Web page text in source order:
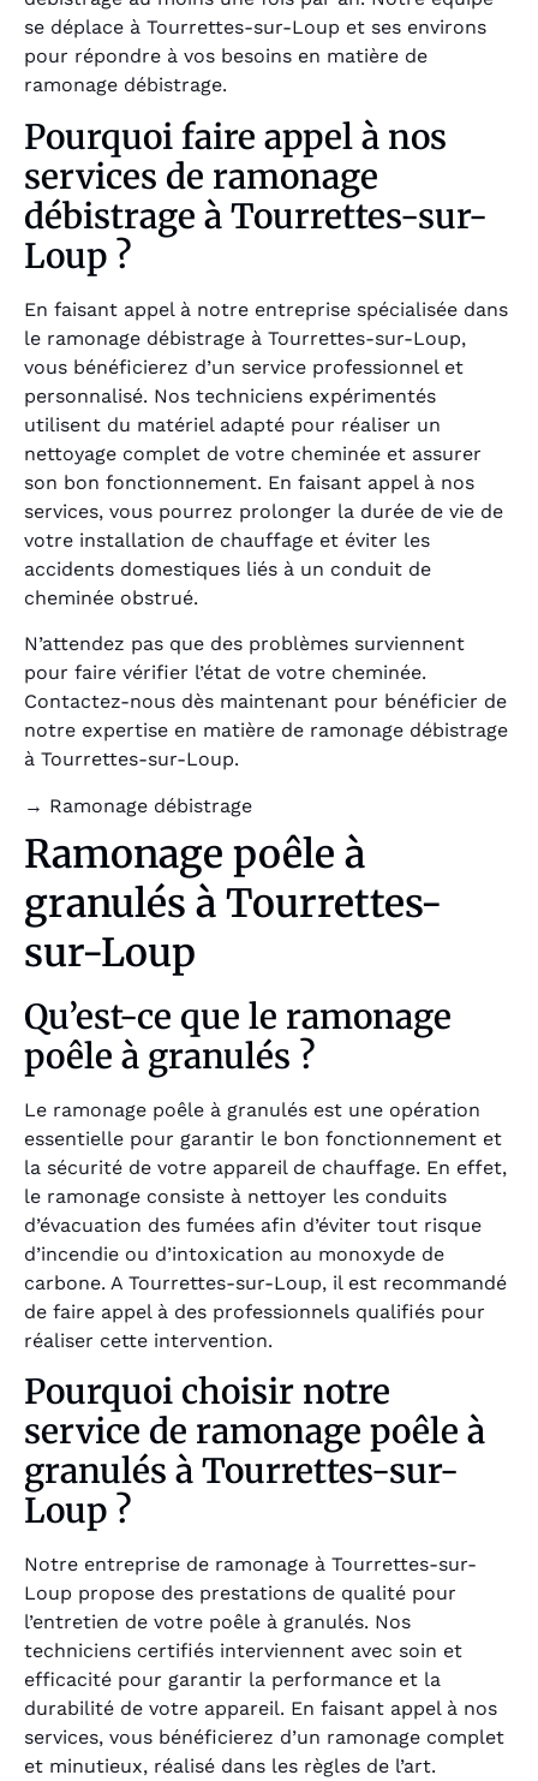
se déplace à Tourrettes-sur-Loup et ses environs
pour répondre à vos besoins en matière de
ramonage débistrage.
Pourquoi faire appel à nos
services de ramonage
débistrage à Tourrettes-sur-
Loup ?
En faisant appel à notre entreprise spécialisée dans
le ramonage débistrage à Tourrettes-sur-Loup,
vous bénéficierez d’un service professionnel et
personnalisé. Nos techniciens expérimentés
utilisent du matériel adapté pour réaliser un
nettoyage complet de votre cheminée et assurer
son bon fonctionnement. En faisant appel à nos
services, vous pourrez prolonger la durée de vie de
votre installation de chauffage et éviter les
accidents domestiques liés à un conduit de
cheminée obstrué.
N’attendez pas que des problèmes surviennent
pour faire vérifier l’état de votre cheminée.
Contactez-nous dès maintenant pour bénéficier de
notre expertise en matière de ramonage débistrage
à Tourrettes-sur-Loup.
→ Ramonage débistrage
Ramonage poêle à
granulés à Tourrettes-
sur-Loup
Qu’est-ce que le ramonage
poêle à granulés ?
Le ramonage poêle à granulés est une opération
essentielle pour garantir le bon fonctionnement et
la sécurité de votre appareil de chauffage. En effet,
le ramonage consiste à nettoyer les conduits
d’évacuation des fumées afin d’éviter tout risque
d’incendie ou d’intoxication au monoxyde de
carbone. A Tourrettes-sur-Loup, il est recommandé
de faire appel à des professionnels qualifiés pour
réaliser cette intervention.
Pourquoi choisir notre
service de ramonage poêle à
granulés à Tourrettes-sur-
Loup ?
Notre entreprise de ramonage à Tourrettes-sur-
Loup propose des prestations de qualité pour
l’entretien de votre poêle à granulés. Nos
techniciens certifiés interviennent avec soin et
efficacité pour garantir la performance et la
durabilité de votre appareil. En faisant appel à nos
services, vous bénéficierez d’un ramonage complet
et minutieux, réalisé dans les règles de l’art.